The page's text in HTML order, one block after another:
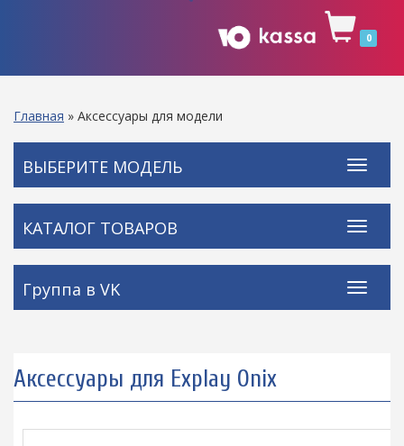
0
Главная » Аксессуары для модели
ВЫБЕРИТЕ МОДЕЛЬ
КАТАЛОГ ТОВАРОВ
Группа в VK
Аксессуары для Explay Onix